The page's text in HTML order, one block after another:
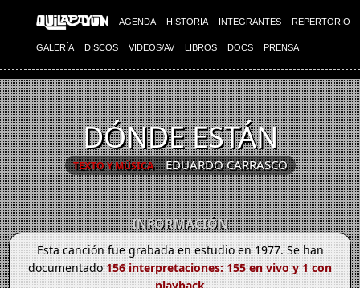
AGENDA HISTORIA INTEGRANTES REPERTORIO
GALERÍA DISCOS VIDEOS/AV LIBROS DOCS PRENSA
DÓNDE ESTÁN
TEXTO Y MÚSICA EDUARDO CARRASCO
INFORMACIÓN
Esta canción fue grabada en estudio en 1977. Se han
documentado156 interpretaciones: 155 en vivo y 1 con